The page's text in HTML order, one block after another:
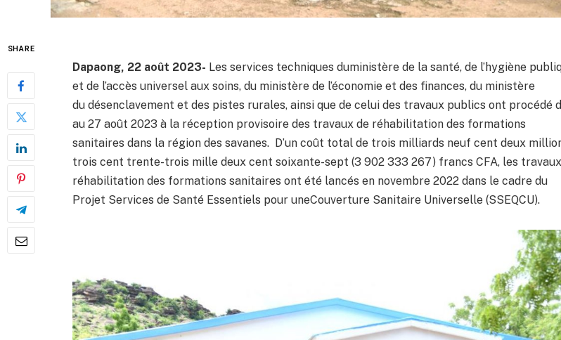
SHARE
Dapaong, 22 août 2023- Les services techniques duministère de la santé, de l’hygiène
et de l’accès universel aux soins, du ministère de l’économie et des finances, du ministère
du désenclavement et des pistes rurales, ainsi que de celui des travaux publics ont procédé
au 27 août 2023 à la réception provisoire des travaux de réhabilitation des formations
sanitaires dans la région des savanes. D’un coût total de trois milliards neuf cent deux
trois cent trente-trois mille deux cent soixante-sept (3 902 333 267) francs CFA, les
réhabilitation des formations sanitaires ont été lancés en novembre 2022 dans le cadre du
Projet Services de Santé Essentiels pour uneCouverture Sanitaire Universelle (SSEQCU).